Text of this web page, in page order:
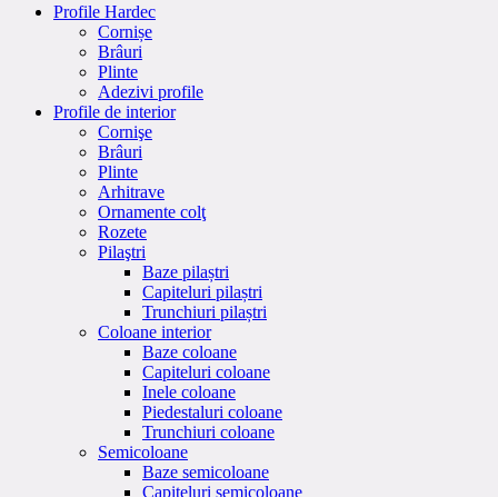
Profile Hardec
Cornișe
Brâuri
Plinte
Adezivi profile
Profile de interior
Cornişe
Brâuri
Plinte
Arhitrave
Ornamente colţ
Rozete
Pilaştri
Baze pilaștri
Capiteluri pilaștri
Trunchiuri pilaștri
Coloane interior
Baze coloane
Capiteluri coloane
Inele coloane
Piedestaluri coloane
Trunchiuri coloane
Semicoloane
Baze semicoloane
Capiteluri semicoloane